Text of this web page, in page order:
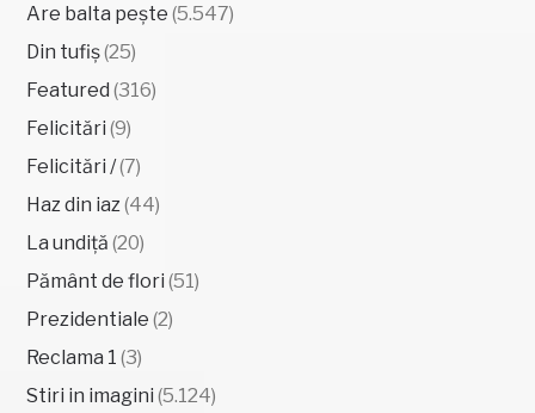
Are balta pește (5.547)
Din tufiș(25)
Featured (316)
Felicitări (9)
Felicitări /(7)
Haz din iaz(44)
La undiță (20)
Pământ de flori (51)
Prezidentiale (2)
Reclama 1 (3)
Stiri in imagini (5.124)